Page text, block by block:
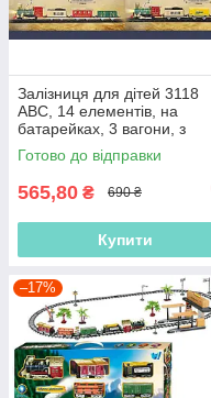
Залізниця для дітей 3118
АВС, 14 елементів, на
батарейках, 3 вагони, з
підсвіткою і звуком
Готово до відправки
565,80 ₴ 690 ₴
Купити
–17%